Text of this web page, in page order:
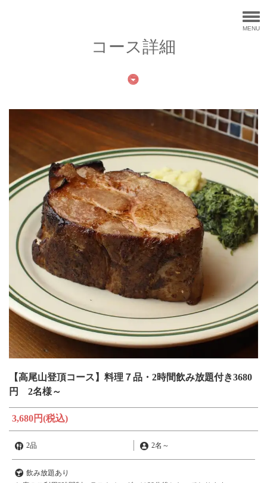
MENU
コース詳細
【高尾山登頂コース】料理７品・2時間飲み放題付き3680
円 2名様～
3,680円(税込)
2品 2名 ～
飲み放題あり